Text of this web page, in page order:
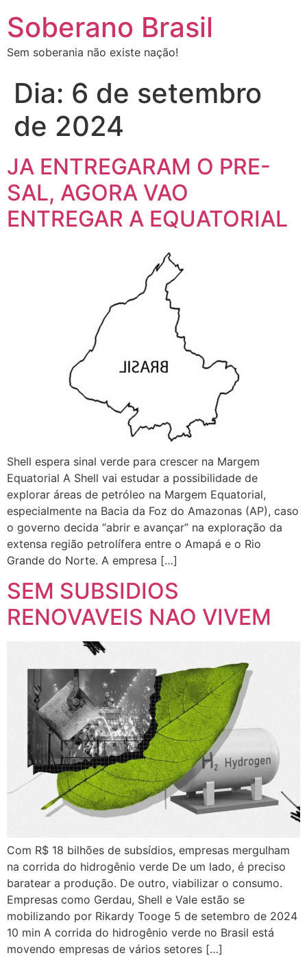
Soberano Brasil
Sem soberania não existe nação!
Dia: 6 de setembro
de 2024
JA ENTREGARAM O PRE-
SAL, AGORA VAO
ENTREGAR A EQUATORIAL
Shell espera sinal verde para crescer na Margem
Equatorial A Shell vai estudar a possibilidade de
explorar áreas de petróleo na Margem Equatorial,
especialmente na Bacia da Foz do Amazonas (AP), caso
o governo decida “abrir e avançar” na exploração da
extensa região petrolífera entre o Amapá e o Rio
Grande do Norte. A empresa […]
SEM SUBSIDIOS
RENOVAVEIS NAO VIVEM
Com R$ 18 bilhões de subsídios, empresas mergulham
na corrida do hidrogênio verde De um lado, é preciso
baratear a produção. De outro, viabilizar o consumo.
Empresas como Gerdau, Shell e Vale estão se
mobilizando por Rikardy Tooge 5 de setembro de 2024
10 min A corrida do hidrogênio verde no Brasil está
movendo empresas de vários setores […]